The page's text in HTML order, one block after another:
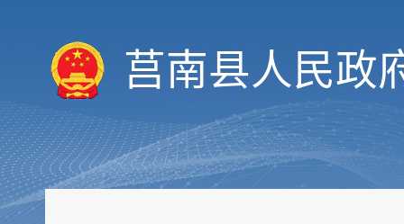
莒南县人民政
价格与收费
审计与后评估
建议提案公开
政府采购